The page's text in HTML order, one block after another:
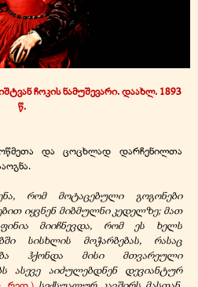
ჩოკის ნამუშევარი. დაახლ. 1893
წ.
და ცოცხლად დარჩენილთა
რომ მოტაცებული გოგონები
იყვნენ მიბმულნი კედელზე; მათ
მიიჩნევდა, რომ ეს ხელს
სისხლის მოჭარბებას, რასაც
ჰქონდა მისი მთვარეული
ასევე აიძულებდნენ დევიანტურ